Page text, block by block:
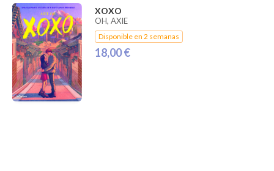
XOXO
OH, AXIE
Disponible en 2 semanas
18,00 €